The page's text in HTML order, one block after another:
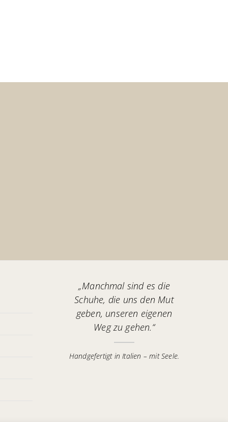
„Manchmal sind es die
Schuhe, die uns den Mut
geben, unseren eigenen
Weg zu gehen.“
Handgefertigt in Italien – mit Seele.